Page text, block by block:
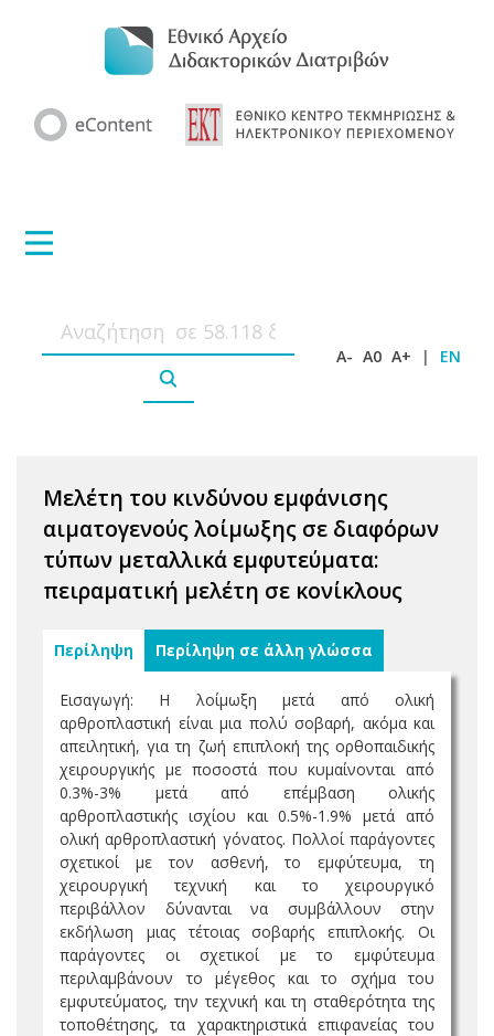
A- A0 A+ | EN
Μελέτη του κινδύνου εμφάνισης
αιματογενούς λοίμωξης σε διαφόρων
τύπων μεταλλικά εμφυτεύματα:
πειραματική μελέτη σε κονίκλους
Περίληψη Περίληψη σε άλλη γλώσσα
Εισαγωγή: Η λοίμωξη μετά από ολική
αρθροπλαστική είναι μια πολύ σοβαρή, ακόμα και
απειλητική, για τη ζωή επιπλοκή της ορθοπαιδικής
χειρουργικής με ποσοστά που κυμαίνονται από
0.3%-3% μετά από επέμβαση ολικής
αρθροπλαστικής ισχίου και 0.5%-1.9% μετά από
ολική αρθροπλαστική γόνατος. Πολλοί παράγοντες
σχετικοί με τον ασθενή, το εμφύτευμα, τη
χειρουργική τεχνική και το χειρουργικό
περιβάλλον δύνανται να συμβάλλουν στην
εκδήλωση μιας τέτοιας σοβαρής επιπλοκής. Οι
παράγοντες οι σχετικοί με το εμφύτευμα
περιλαμβάνουν το μέγεθος και το σχήμα του
εμφυτεύματος, την τεχνική και τη σταθερότητα της
τοποθέτησης, τα χαρακτηριστικά επιφανείας του